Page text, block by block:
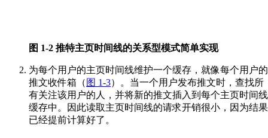
图 1-2 推特主页时间线的关系型模式简单实现
为每个用户的主页时间线维护一个缓存，就像每个用户的
推文收件箱（ 图 1-3）。当一个用户发布推文时，查找所
有关注该用户的人，并将新的推文插入到每个主页时间线
缓存中。因此读取主页时间线的请求开销很小，因为结果
已经提前计算好了。